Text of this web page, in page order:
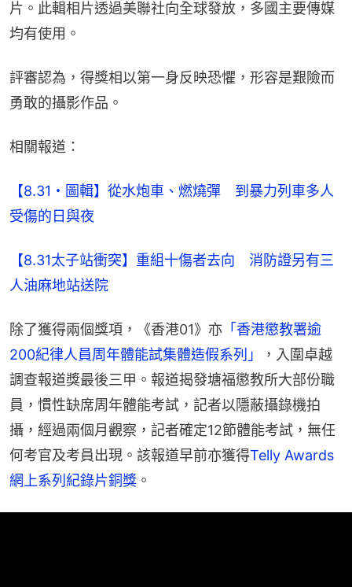
片。此輯相片透過美聯社向全球發放，多國主要傳媒
均有使用。
評審認為，得獎相以第一身反映恐懼，形容是艱險而
勇敢的攝影作品。
相關報道：
【8.31・圖輯】從水炮車、燃燒彈　到暴力列車多人
受傷的日與夜
【8.31太子站衝突】重組十傷者去向　消防證另有三
人油麻地站送院
除了獲得兩個獎項，《香港01》亦 「香港懲教署逾
200紀律人員周年體能試集體造假系列」
，入圍卓越
調查報道獎最後三甲。報道揭發塘福懲教所大部份職
員，慣性缺席周年體能考試，記者以隱蔽攝錄機拍
攝，經過兩個月觀察，記者確定12節體能考試，無任
何考官及考員出現。該報道早前亦獲得Telly Awards
網上系列紀錄片銅獎 。